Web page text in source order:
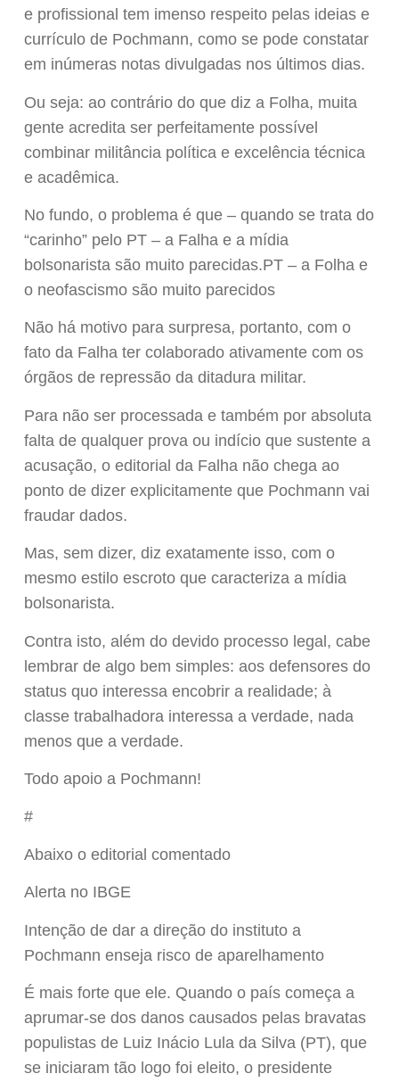
e profissional tem imenso respeito pelas ideias e
currículo de Pochmann, como se pode constatar
em inúmeras notas divulgadas nos últimos dias.
Ou seja: ao contrário do que diz a Folha, muita
gente acredita ser perfeitamente possível
combinar militância política e excelência técnica
e acadêmica.
No fundo, o problema é que – quando se trata do
“carinho” pelo PT – a Falha e a mídia
bolsonarista são muito parecidas.PT – a Folha e
o neofascismo são muito parecidos
Não há motivo para surpresa, portanto, com o
fato da Falha ter colaborado ativamente com os
órgãos de repressão da ditadura militar.
Para não ser processada e também por absoluta
falta de qualquer prova ou indício que sustente a
acusação, o editorial da Falha não chega ao
ponto de dizer explicitamente que Pochmann vai
fraudar dados.
Mas, sem dizer, diz exatamente isso, com o
mesmo estilo escroto que caracteriza a mídia
bolsonarista.
Contra isto, além do devido processo legal, cabe
lembrar de algo bem simples: aos defensores do
status quo interessa encobrir a realidade; à
classe trabalhadora interessa a verdade, nada
menos que a verdade.
Todo apoio a Pochmann!
#
Abaixo o editorial comentado
Alerta no IBGE
Intenção de dar a direção do instituto a
Pochmann enseja risco de aparelhamento
É mais forte que ele. Quando o país começa a
aprumar-se dos danos causados pelas bravatas
populistas de Luiz Inácio Lula da Silva (PT), que
se iniciaram tão logo foi eleito, o presidente